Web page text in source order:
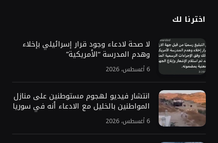
اخترنا لك
لا صحة لادعاء وجود قرار إسرائيلي بإخلاء
وهدم المدرسة “الأمريكية”
6 أغسطس، 2026
انتشار فيديو لهجوم مستوطنين على منازل
المواطنين بالخليل مع الادعاء أنه في سوريا
6 أغسطس، 2026